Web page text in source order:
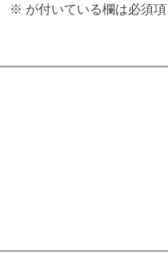
※ が付いている欄は必須